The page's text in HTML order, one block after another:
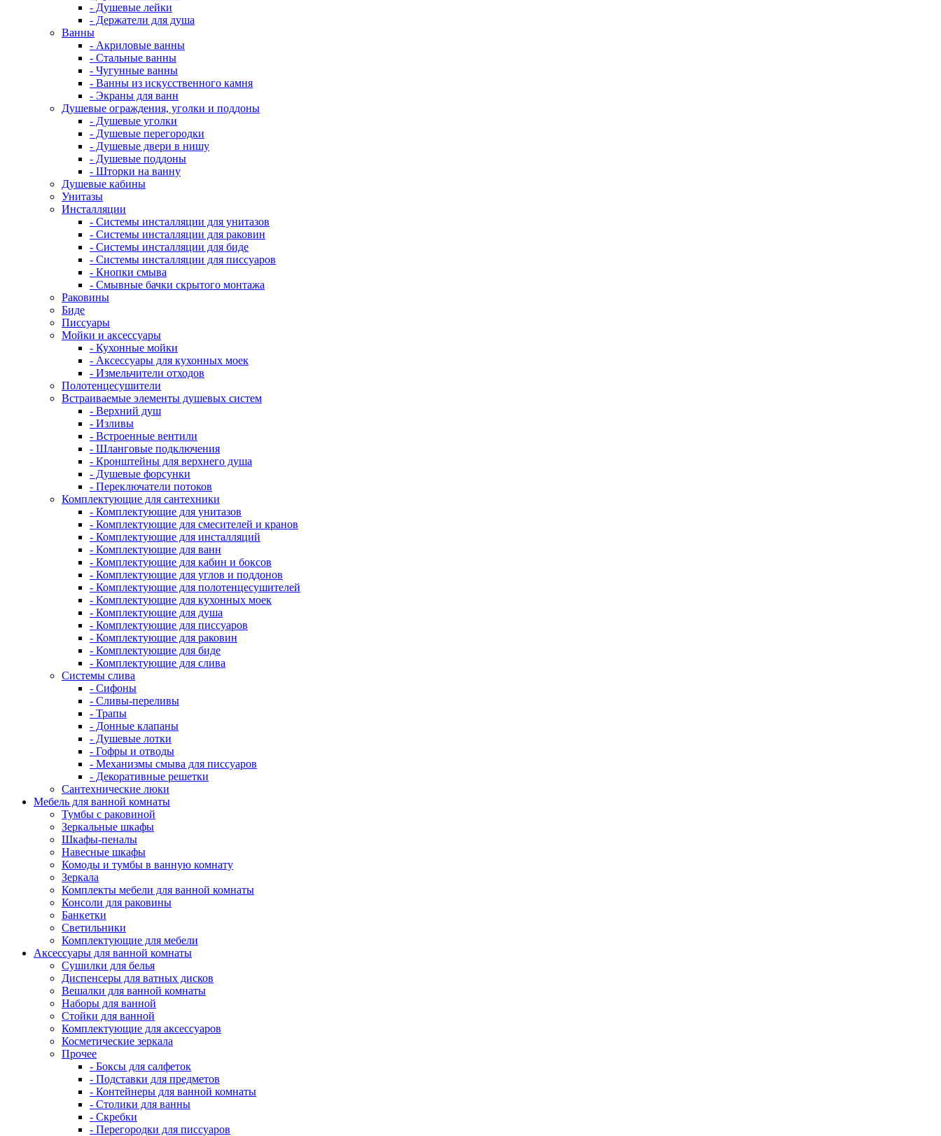
- Душевые лейки
- Держатели для душа
Ванны
- Акриловые ванны
- Стальные ванны
- Чугунные ванны
- Ванны из искусственного камня
- Экраны для ванн
Душевые ограждения, уголки и поддоны
- Душевые уголки
- Душевые перегородки
- Душевые двери в нишу
- Душевые поддоны
- Шторки на ванну
Душевые кабины
Унитазы
Инсталляции
- Системы инсталляции для унитазов
- Системы инсталляции для раковин
- Системы инсталляции для биде
- Системы инсталляции для писсуаров
- Кнопки смыва
- Смывные бачки скрытого монтажа
Раковины
Биде
Писсуары
Мойки и аксессуары
- Кухонные мойки
- Аксессуары для кухонных моек
- Измельчители отходов
Полотенцесушители
Встраиваемые элементы душевых систем
- Верхний душ
- Изливы
- Встроенные вентили
- Шланговые подключения
- Кронштейны для верхнего душа
- Душевые форсунки
- Переключатели потоков
Комплектующие для сантехники
- Комплектующие для унитазов
- Комплектующие для смесителей и кранов
- Комплектующие для инсталляций
- Комплектующие для ванн
- Комплектующие для кабин и боксов
- Комплектующие для углов и поддонов
- Комплектующие для полотенцесушителей
- Комплектующие для кухонных моек
- Комплектующие для душа
- Комплектующие для писсуаров
- Комплектующие для раковин
- Комплектующие для биде
- Комплектующие для слива
Системы слива
- Сифоны
- Сливы-переливы
- Трапы
- Донные клапаны
- Душевые лотки
- Гофры и отводы
- Механизмы смыва для писсуаров
- Декоративные решетки
Сантехнические люки
Мебель для ванной комнаты
Тумбы с раковиной
Зеркальные шкафы
Шкафы-пеналы
Навесные шкафы
Комоды и тумбы в ванную комнату
Зеркала
Комплекты мебели для ванной комнаты
Консоли для раковины
Банкетки
Светильники
Комплектующие для мебели
Аксессуары для ванной комнаты
Сушилки для белья
Диспенсеры для ватных дисков
Вешалки для ванной комнаты
Наборы для ванной
Стойки для ванной
Комплектующие для аксессуаров
Косметические зеркала
Прочее
- Боксы для салфеток
- Подставки для предметов
- Контейнеры для ванной комнаты
- Столики для ванны
- Скребки
- Перегородки для писсуаров